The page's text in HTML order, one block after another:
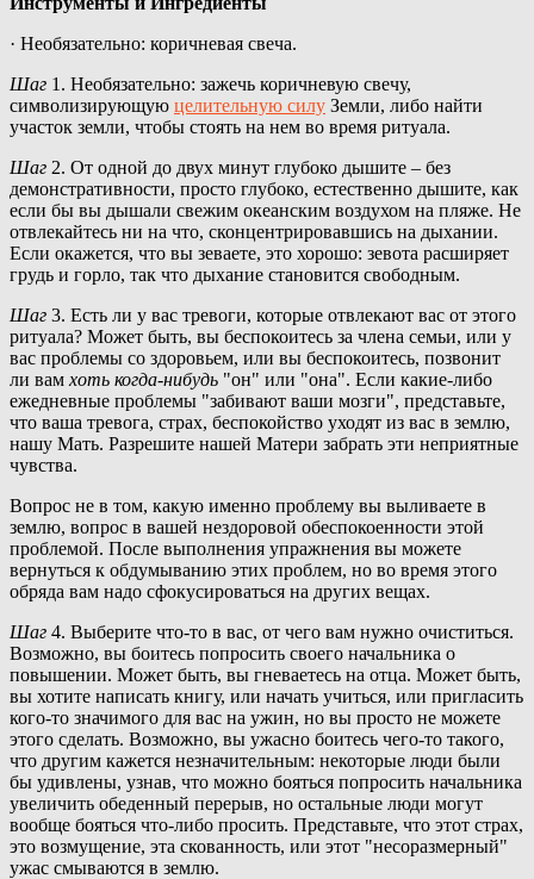
· Необязательно: коричневая свеча.
Шаг 1. Необязательно: зажечь коричневую свечу,
символизирующую целительную силу Земли, либо найти
участок земли, чтобы стоять на нем во время ритуала.
Шаг 2. От одной до двух минут глубоко дышите – без
демонстративности, просто глубоко, естественно дышите, как
если бы вы дышали свежим океанским воздухом на пляже. Не
отвлекайтесь ни на что, сконцентрировавшись на дыхании.
Если окажется, что вы зеваете, это хорошо: зевота расширяет
грудь и горло, так что дыхание становится свободным.
Шаг 3. Есть ли у вас тревоги, которые отвлекают вас от этого
ритуала? Может быть, вы беспокоитесь за члена семьи, или у
вас проблемы со здоровьем, или вы беспокоитесь, позвонит
ли вам хоть когда-нибудь "он" или "она". Если какие-либо
ежедневные проблемы "забивают ваши мозги", представьте,
что ваша тревога, страх, беспокойство уходят из вас в землю,
нашу Мать. Разрешите нашей Матери забрать эти неприятные
чувства.
Вопрос не в том, какую именно проблему вы выливаете в
землю, вопрос в вашей нездоровой обеспокоенности этой
проблемой. После выполнения упражнения вы можете
вернуться к обдумыванию этих проблем, но во время этого
обряда вам надо сфокусироваться на других вещах.
Шаг 4. Выберите что-то в вас, от чего вам нужно очиститься.
Возможно, вы боитесь попросить своего начальника о
повышении. Может быть, вы гневаетесь на отца. Может быть,
вы хотите написать книгу, или начать учиться, или пригласить
кого-то значимого для вас на ужин, но вы просто не можете
этого сделать. Возможно, вы ужасно боитесь чего-то такого,
что другим кажется незначительным: некоторые люди были
бы удивлены, узнав, что можно бояться попросить начальника
увеличить обеденный перерыв, но остальные люди могут
вообще бояться что-либо просить. Представьте, что этот страх,
это возмущение, эта скованность, или этот "несоразмерный"
ужас смываются в землю.